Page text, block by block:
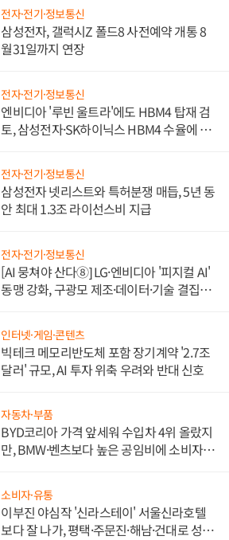
전자·전기·정보통신
삼성전자, 갤럭시Z 폴드8 사전예약 개통 8
월31일까지 연장
전자·전기·정보통신
엔비디아 '루빈 울트라'에도 HBM4 탑재 검
토, 삼성전자·SK하이닉스 HBM4 수율에 주
전자·전기·정보통신
삼성전자 넷리스트와 특허분쟁 매듭, 5년 동
안 최대 1.3조 라이선스비 지급
전자·전기·정보통신
[AI 뭉쳐야 산다⑧] LG·엔비디아 '피지컬 AI'
동맹 강화, 구광모 제조·데이터·기술 결집
인터넷·게임·콘텐츠
빅테크 메모리반도체 포함 장기계약 '2.7조
달러' 규모, AI 투자 위축 우려와 반대 신호
자동차·부품
BYD코리아 가격 앞세워 수입차 4위 올랐지
만, BMW·벤츠보다 높은 공임비에 소비자
소비자·유통
이부진 야심작 '신라스테이' 서울신라호텔
보다 잘 나가, 평택·주문진·해남·건대로 성